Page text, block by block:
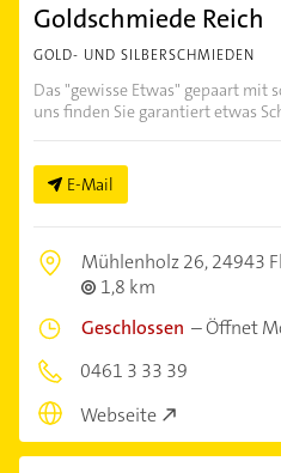
Goldschmiede Reich
GOLD- UND SILBERSCHMIEDEN
Das "gewisse Etwas" gepaart mit
uns finden Sie garantiert etwas
E-Mail
Mühlenholz 26,24943
1,8 km
Geschlossen –Öffnet
0461 3 33 39
Webseite